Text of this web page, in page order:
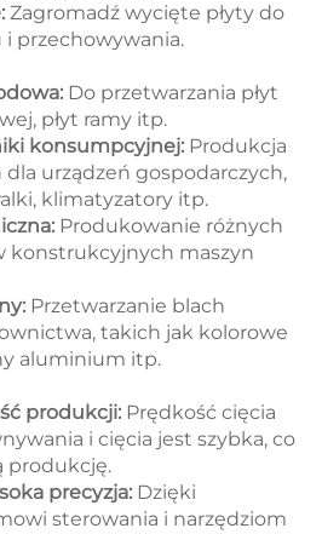
Zagromadź wycięte płyty do
przechowywania.
Do przetwarzania płyt
płyt ramy itp.
konsumpcyjnej: Produkcja
urządzeń gospodarczych,
klimatyzatory itp.
Produkowanie różnych
konstrukcyjnych maszyn
Przetwarzanie blach
takich jak kolorowe
aluminium itp.
produkcji: Prędkość cięcia
i cięcia jest szybka, co
produkcję.
precyzja: Dzięki
sterowania i narzędziom